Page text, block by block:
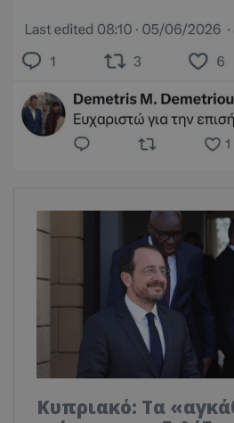
Κυπριακό: Τα